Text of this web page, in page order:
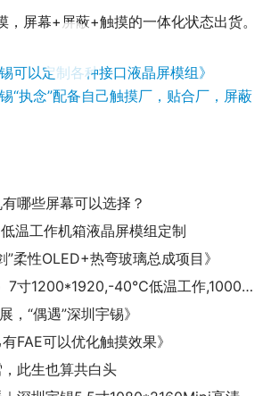
，屏幕+屏蔽+触摸的一体化状态出货。
可以定制各种接口液晶屏模组》
锡“执念”配备自己触摸厂，贴合厂，屏蔽
哪些屏幕可以选择？
温工作机箱液晶屏模组定制
”柔性OLED+热弯玻璃总成项目》
宇锡（Yousee）7寸1200*1920,-40℃低温工作,1000亮度,无人遥控器屏幕总成
，“偶遇”深圳宇锡》
FAE可以优化触摸效果》
此生也算共白头